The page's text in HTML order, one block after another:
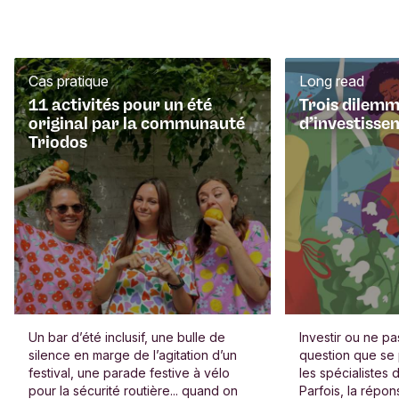
questions fréquemment posées.
11 activités pour un été
original par la communauté
Triodos
Cas pratique
Un bar d’été inclusif, une bulle de
silence en marge de l’agitation d’un
festival, une parade festive à vélo
pour la sécurité routière... quand on
Trois
Long read
Investir ou ne
question que
les spécialistes
Parfois, la